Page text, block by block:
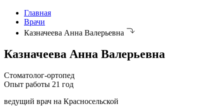
Главная
Врачи
Казначеева Анна Валерьевна
Казначеева Анна Валерьевна
Стоматолог-ортопед
Опыт работы 21 год
ведущий врач на Красносельской